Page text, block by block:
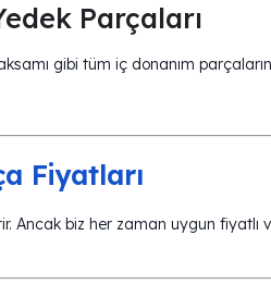
Parçaları
gibi tüm iç donanım
Fiyatları
Ancak biz her zaman uygun fiyatlı